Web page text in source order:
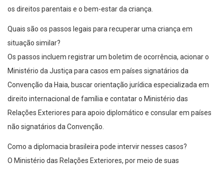
os direitos parentais e o bem-estar da criança.
Quais são os passos legais para recuperar uma criança em
situação similar?
Os passos incluem registrar um boletim de ocorrência, acionar o
Ministério da Justiça para casos em países signatários da
Convenção da Haia, buscar orientação jurídica especializada em
direito internacional de família e contatar o Ministério das
Relações Exteriores para apoio diplomático e consular em países
não signatários da Convenção.
Como a diplomacia brasileira pode intervir nesses casos?
O Ministério das Relações Exteriores, por meio de suas